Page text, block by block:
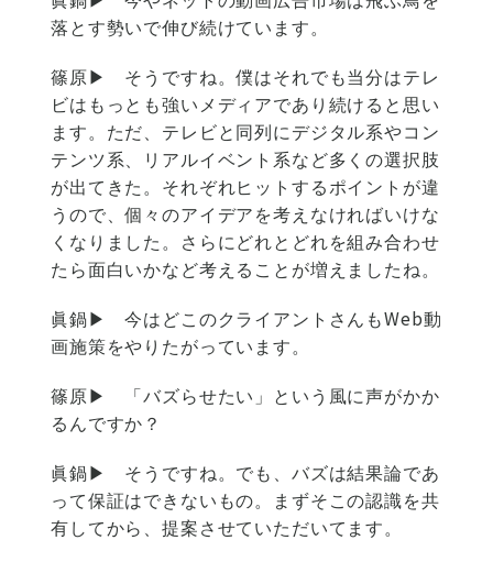
落とす勢いで伸び続けています。
篠原▶
そうですね。僕はそれでも当分はテレ
ビはもっとも強いメディアであり続けると思い
ます。ただ、テレビと同列にデジタル系やコン
テンツ系、リアルイベント系など多くの選択肢
が出てきた。それぞれヒットするポイントが違
うので、個々のアイデアを考えなければいけな
くなりました。さらにどれとどれを組み合わせ
たら面白いかなど考えることが増えましたね。
眞鍋▶
今はどこのクライアントさんもWeb動
画施策をやりたがっています。
篠原▶
「バズらせたい」という風に声がかか
るんですか？
眞鍋▶
そうですね。でも、バズは結果論であ
って保証はできないもの。まずそこの認識を共
有してから、提案させていただいてます。